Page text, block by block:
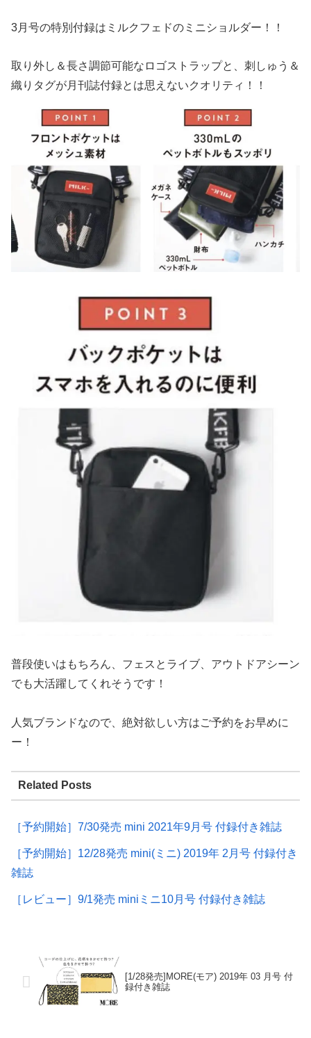
3月号の特別付録はミルクフェドのミニショルダー！！
取り外し＆長さ調節可能なロゴストラップと、刺しゅう＆
織りタグが月刊誌付録とは思えないクオリティ！！
普段使いはもちろん、フェスとライブ、アウトドアシーン
でも大活躍してくれそうです！
人気ブランドなので、絶対欲しい方はご予約をお早めに
ー！
Related Posts
［予約開始］7/30発売 mini 2021年9月号 付録付き雑誌
［予約開始］12/28発売 mini(ミニ) 2019年 2月号 付録付き
雑誌
［レビュー］9/1発売 miniミニ10月号 付録付き雑誌
[1/28発売]MORE(モア) 2019年 03 月号 付
録付き雑誌